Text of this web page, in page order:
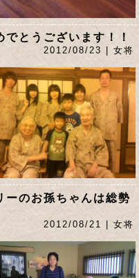
とうございます！！
2012/08/23 | 女将
ーのお孫ちゃんは総勢
2012/08/21 | 女将